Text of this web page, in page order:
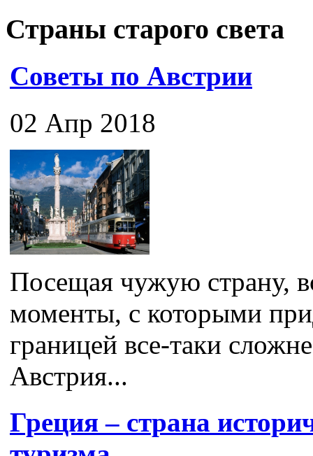
Страны старого света
Советы по Австрии
02 Апр 2018
Посещая чужую страну,
моменты, с которыми
границей все-таки
Австрия...
Греция – страна